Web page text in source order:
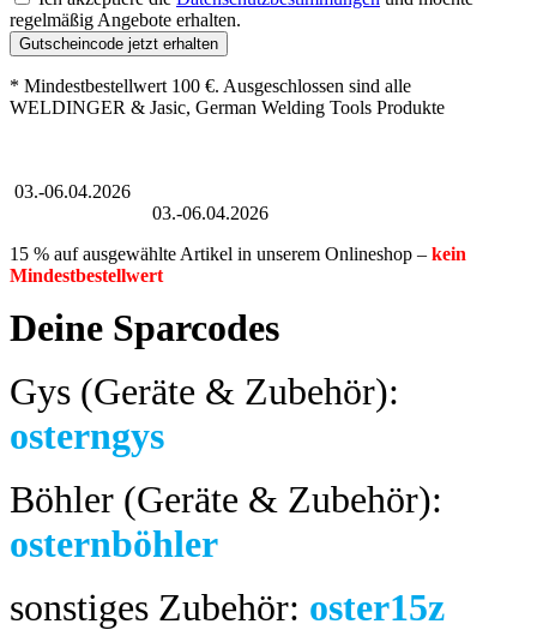
regelmäßig Angebote erhalten.
Gutscheincode jetzt erhalten
* Mindestbestellwert 100 €. Ausgeschlossen sind alle
WELDINGER & Jasic, German Welding Tools Produkte
03.-06.04.2026
03.-06.04.2026
15 % auf ausgewählte Artikel in unserem Onlineshop – kein
Mindestbestellwert
Deine Sparcodes
Gys (Geräte & Zubehör):
osterngys
Böhler (Geräte & Zubehör):
osternböhler
sonstiges Zubehör: oster15z